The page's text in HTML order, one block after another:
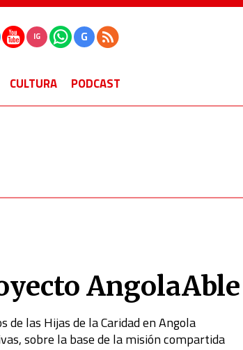
IG G
CULTURA PODCAST
AngolaAble
de las Hijas de la Caridad en Angola
sobre la base de la misión compartida